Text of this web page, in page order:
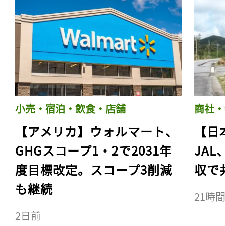
小売・宿泊・飲食・店舗
【アメリカ】ウォルマート、
GHGスコープ1・2で2031年
度目標改定。スコープ3削減
も継続
2日前
商社
【
JAL
収で
21時